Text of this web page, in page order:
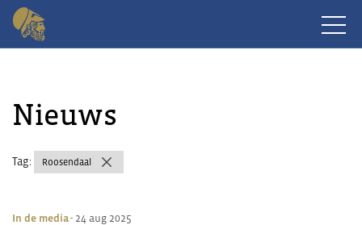
Nieuws
Tag: Roosendaal
In de media- 24 aug 2025